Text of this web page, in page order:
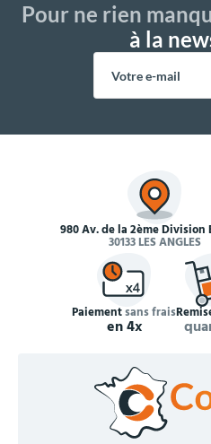
Pour ne rien
à la
980 Av. de la 2ème Division
30133 LES ANGLES
Paiementsans frais
en 4x